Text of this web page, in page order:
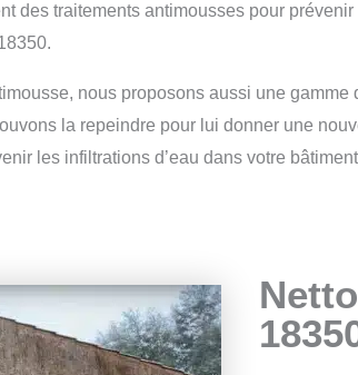
des traitements antimousses pour
nous proposons aussi une
la repeindre pour lui donner une
les infiltrations d’eau dans votre